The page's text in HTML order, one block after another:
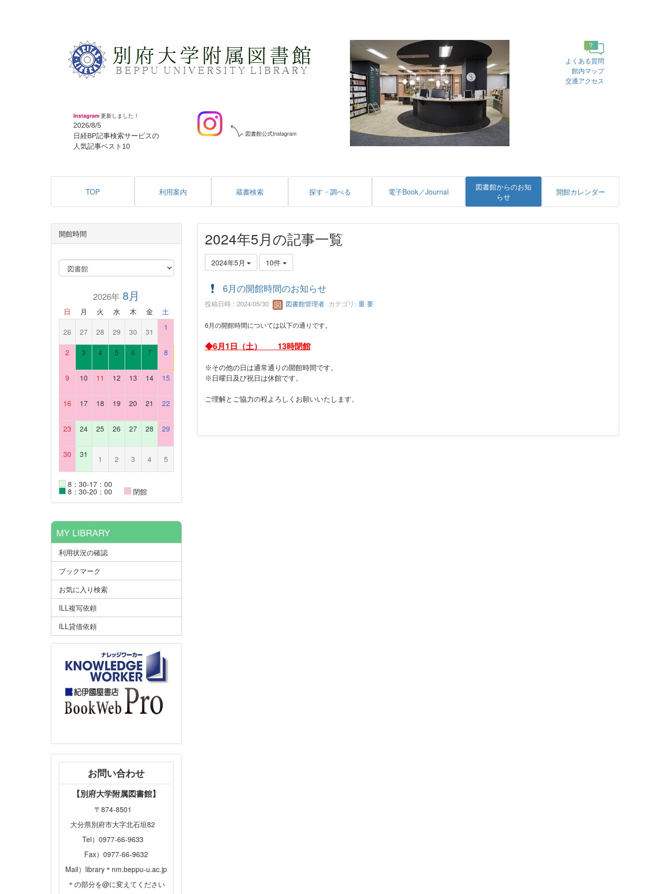
Instagram 更新しました！
2026/8/5
日経BP記事検索サービスの
人気記事ベスト10
図書館公式Instagram
よくある質問
館内マップ
交通アクセス
TOP 利用案内 蔵書検索 探す・調べる 電子Book／Journal
図書館からのお知
らせ
開館カレンダー
2024年5月の記事一覧
2024年5月 10件
6月の開館時間のお知らせ
投稿日時 : 2024/05/30 図書館管理者カテゴリ: 重 要
6月の開館時間については以下の通りです。
◆6月1日（土） 13時閉館
※その他の日は通常通りの開館時間です。
※日曜日及び祝日は休館です。
ご理解とご協力の程よろしくお願いいたします。
開館時間
2026年8月
日 月 火 水 木 金 土
26 27 28 29 30 31 1
2 3 4 5 6 7 8
9 10 11 12 13 14 15
16 17 18 19 20 21 22
23 24 25 26 27 28 29
30 31 1 2 3 4 5
8：30-17：00
8：30-20：00 閉館
MY LIBRARY
利用状況の確認
ブックマーク
お気に入り検索
ILL複写依頼
ILL貸借依頼
お問い合わせ
【別府大学附属図書館】
〒874-8501
大分県別府市大字北石垣82
Tel）0977-66-9633
Fax）0977-66-9632
Mail）library＊nm.beppu-u.ac.jp
＊の部分を@に変えてください